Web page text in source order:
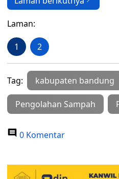
Laman:
1 2
Tag: kabupaten bandung
Pengolahan Sampah
0 Komentar